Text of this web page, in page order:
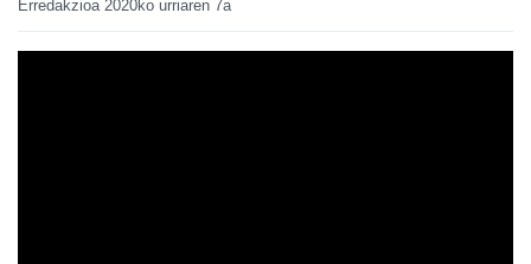
Erredakzioa 2020ko urriaren 7a